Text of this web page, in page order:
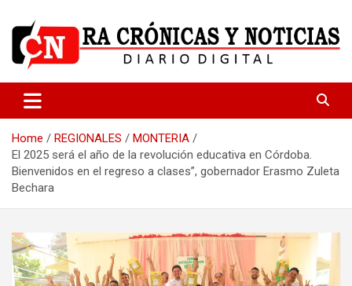
content
R.A Crónicas y Noticias
Home REGIONALES
MONTERIA
El 2025 será el año de la revolución educativa en Córdoba.
Bienvenidos en el regreso a clases”, gobernador Erasmo Zuleta
Bechara